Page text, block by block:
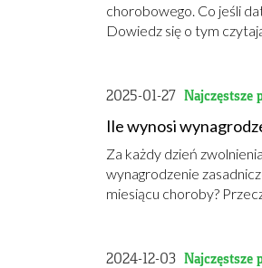
chorobowego. Co jeśli
Dowiedz się o tym
2025-01-27 Najczęstsze
Ile wynosi
Za każdy dzień
wynagrodzenie
miesiącu choroby?
2024-12-03 Najczęstsze